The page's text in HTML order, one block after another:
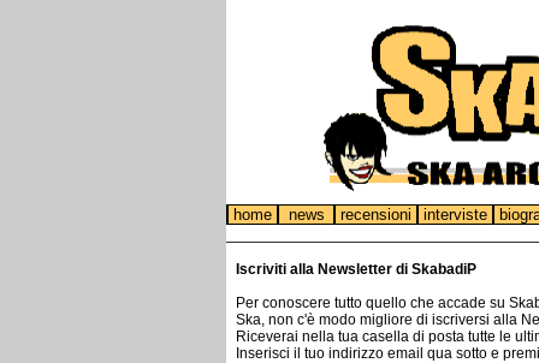
home news recensioni interviste
Iscriviti alla Newsletter di SkabadiP
Per conoscere tutto quello che accade su
Ska, non c'è modo migliore di iscriversi alla
Riceverai nella tua casella di posta tutte le
Inserisci il tuo indirizzo email qua sotto e